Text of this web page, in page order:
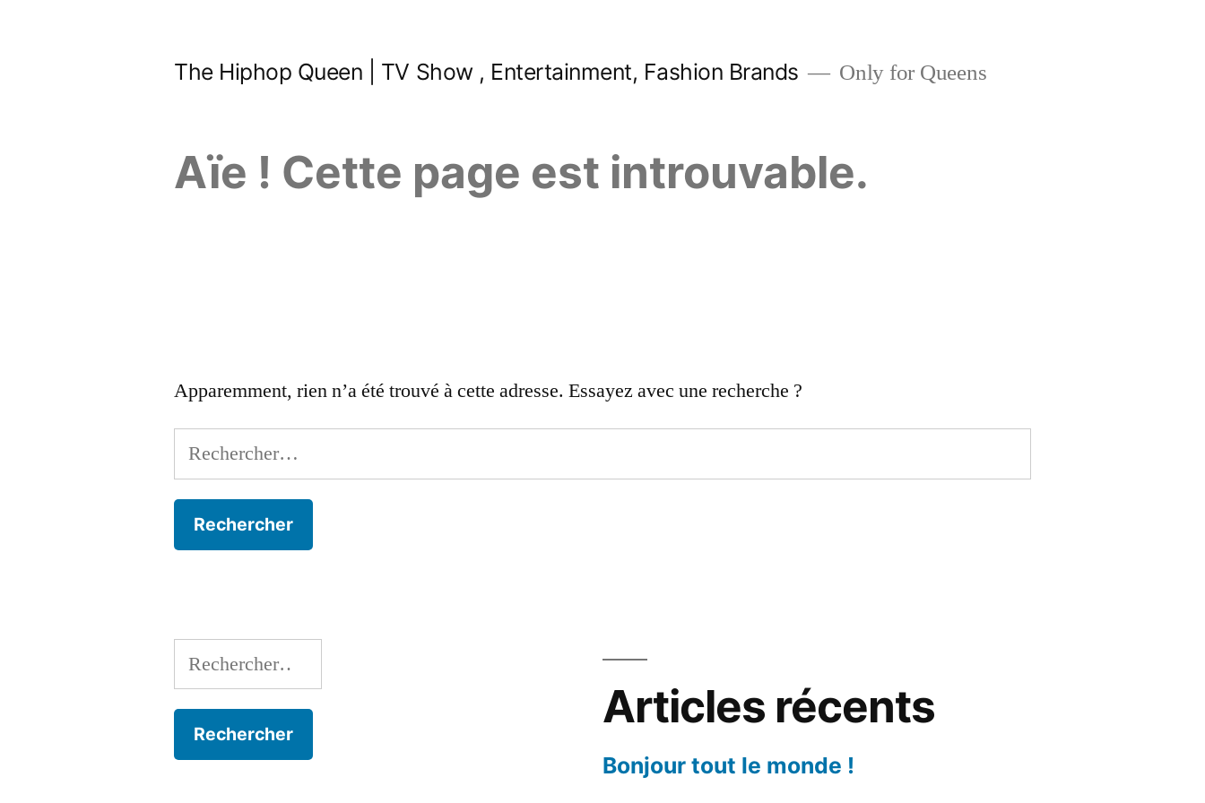
The Hiphop Queen | TV Show , Entertainment, Fashion Brands Only for Queens
Aïe ! Cette page est introuvable.
Apparemment, rien n’a été trouvé à cette adresse. Essayez avec une recherche ?
Rechercher :
Rechercher :
Articles récents
Bonjour tout le monde !